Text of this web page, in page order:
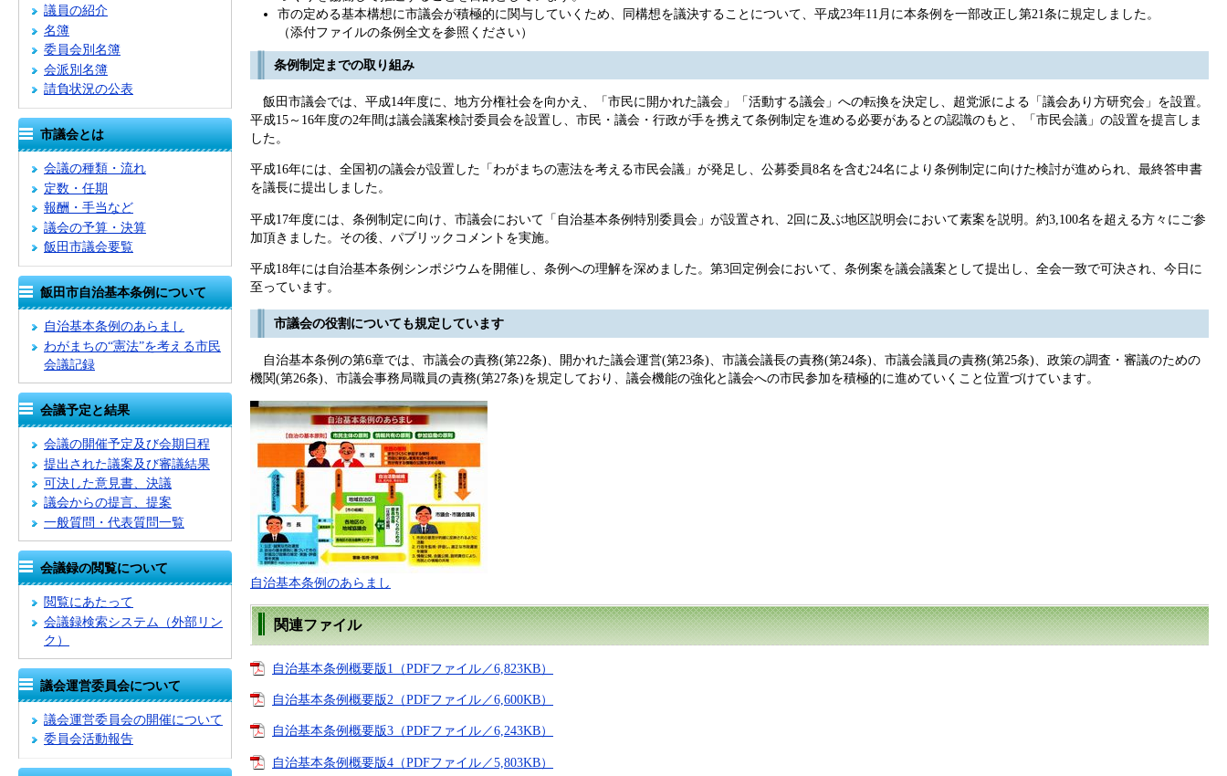
議員の紹介
名簿
委員会別名簿
会派別名簿
請負状況の公表
市議会とは
会議の種類・流れ
定数・任期
報酬・手当など
議会の予算・決算
飯田市議会要覧
飯田市自治基本条例について
自治基本条例のあらまし
わがまちの“憲法”を考える市民
会議記録
会議予定と結果
会議の開催予定及び会期日程
提出された議案及び審議結果
可決した意見書、決議
議会からの提言、提案
一般質問・代表質問一覧
会議録の閲覧について
閲覧にあたって
会議録検索システム （外部リン
ク）
議会運営委員会について
議会運営委員会の開催について
委員会活動報告
市の定める基本構想に市議会が積極的に関与していくため、同構想を議決することについて、平成23年11月に本条例を一部改正し第21条に規定しました。
（添付ファイルの条例全文を参照ください）
条例制定までの取り組み
飯田市議会では、平成14年度に、地方分権社会を向かえ、「市民に開かれた議会」「活動する議会」への転換を決定し、超党派による「議会あり方研究会」を設置。
平成15～16年度の2年間は議会議案検討委員会を設置し、市民・議会・行政が手を携えて条例制定を進める必要があるとの認識のもと、「市民会議」の設置を提言しま
した。
平成16年には、全国初の議会が設置した「わがまちの憲法を考える市民会議」が発足し、公募委員8名を含む24名により条例制定に向けた検討が進められ、最終答申書
を議長に提出しました。
平成17年度には、条例制定に向け、市議会において「自治基本条例特別委員会」が設置され、2回に及ぶ地区説明会において素案を説明。約3,100名を超える方々にご参
加頂きました。その後、パブリックコメントを実施。
平成18年には自治基本条例シンポジウムを開催し、条例への理解を深めました。第3回定例会において、条例案を議会議案として提出し、全会一致で可決され、今日に
至っています。
市議会の役割についても規定しています
自治基本条例の第6章では、市議会の責務(第22条)、開かれた議会運営(第23条)、市議会議長の責務(第24条)、市議会議員の責務(第25条)、政策の調査・審議のための
機関(第26条)、市議会事務局職員の責務(第27条)を規定しており、議会機能の強化と議会への市民参加を積極的に進めていくこと位置づけています。
自治基本条例のあらまし
関連ファイル
自治基本条例概要版1（PDFファイル／6,823KB）
自治基本条例概要版2（PDFファイル／6,600KB）
自治基本条例概要版3（PDFファイル／6,243KB）
自治基本条例概要版4（PDFファイル／5,803KB）